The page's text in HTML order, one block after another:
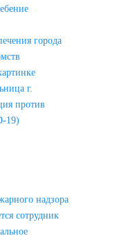
города
г.
против
19)
надзора
сотрудник